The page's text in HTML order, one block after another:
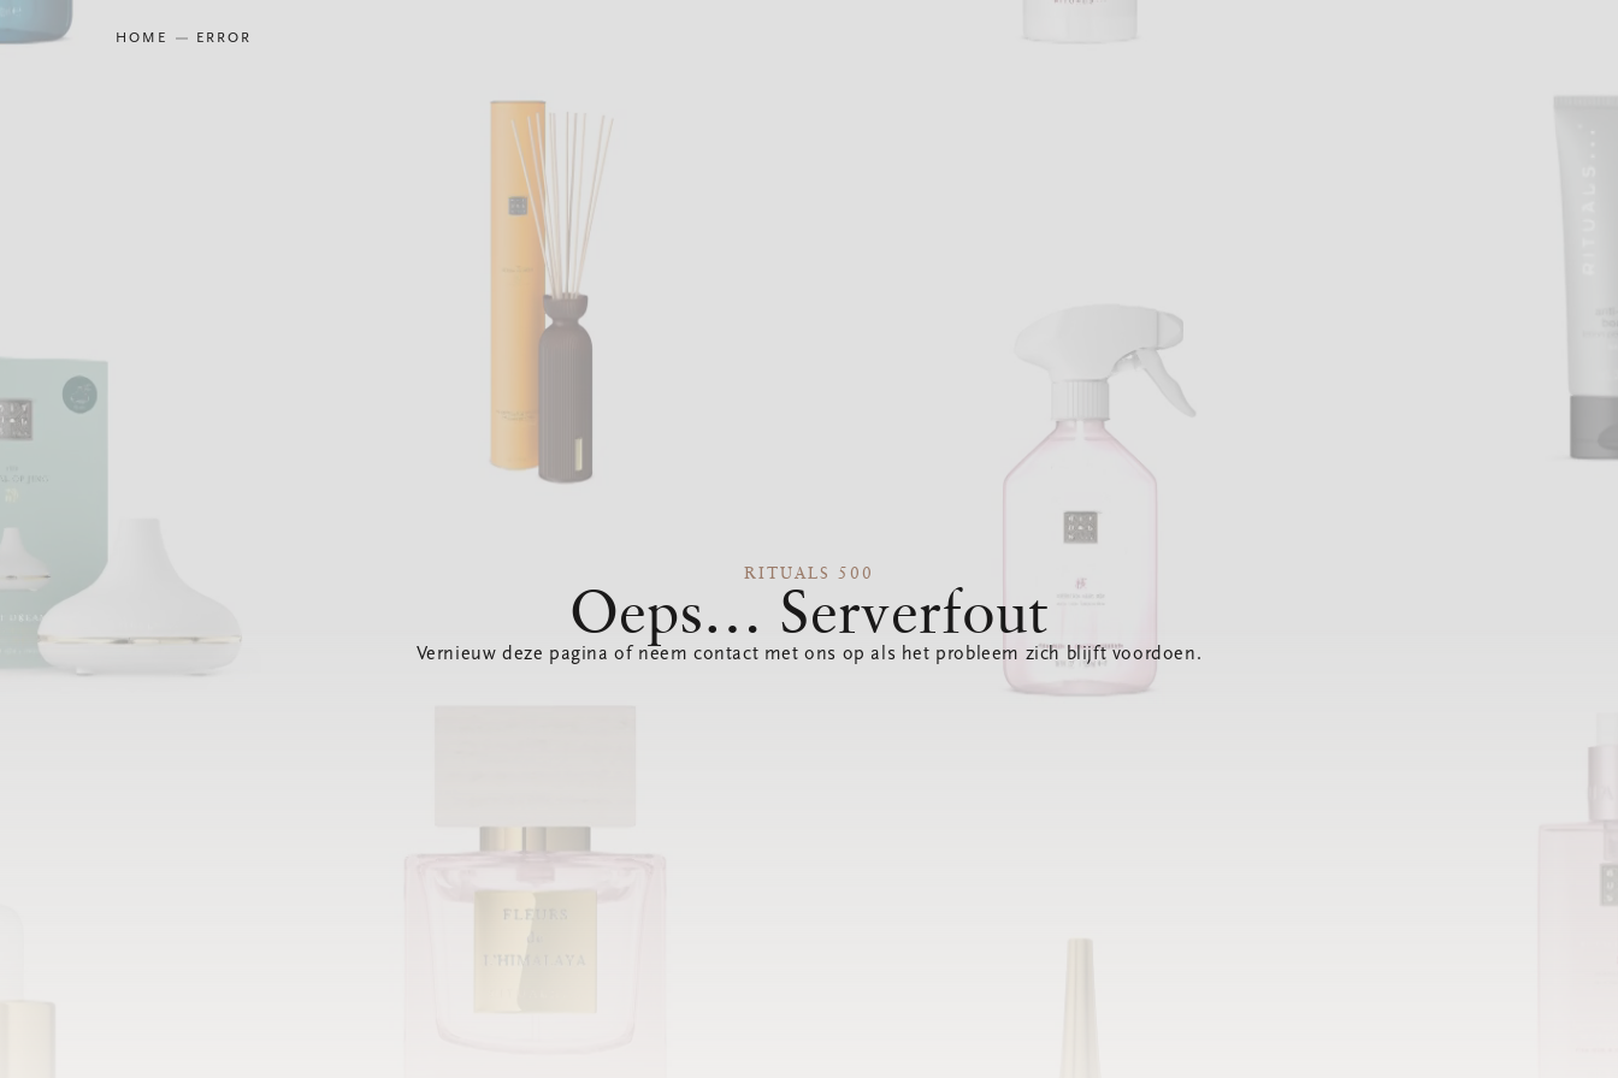
HOME ERROR
RITUALS 500
Oeps… Serverfout
Vernieuw deze pagina of neem contact met ons op als het probleem zich blijft voordoen.